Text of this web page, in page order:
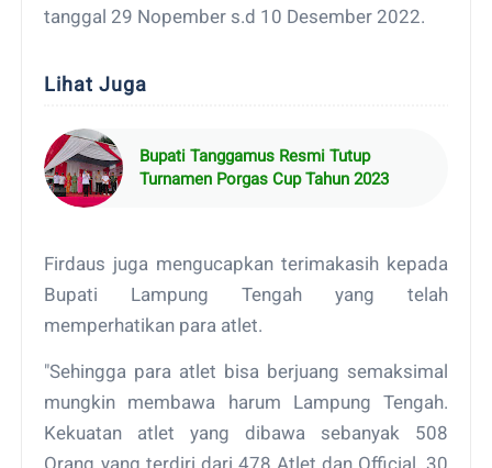
tanggal 29 Nopember s.d 10 Desember 2022.
Lihat Juga
Bupati Tanggamus Resmi Tutup
Turnamen Porgas Cup Tahun 2023
Firdaus juga mengucapkan terimakasih kepada
Bupati Lampung Tengah yang telah
memperhatikan para atlet.
"Sehingga para atlet bisa berjuang semaksimal
mungkin membawa harum Lampung Tengah.
Kekuatan atlet yang dibawa sebanyak 508
Orang yang terdiri dari 478 Atlet dan Official, 30